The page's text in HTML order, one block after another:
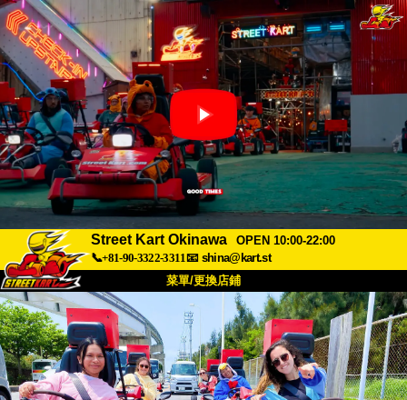
Street Kart Okinawa
OPEN 10:00-22:00
📞+81-90-3322-3311📧 shina@kart.st
菜單/更換店鋪
首頁
關於 規格 價格
交通方式 顧客聲音 常見問題